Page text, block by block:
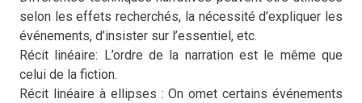
selon les effets recherchés, la nécessité d’expliquer les
événements, d’insister sur l’essentiel, etc.
Récit linéaire: L’ordre de la narration est le même que
celui de la fiction.
Récit linéaire à ellipses : On omet certains événements